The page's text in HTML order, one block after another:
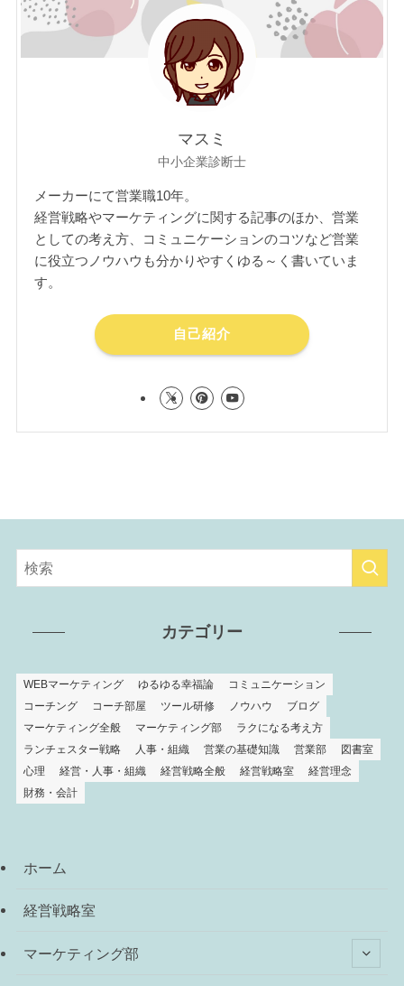
マスミ
中小企業診断士
メーカーにて営業職10年。
経営戦略やマーケティングに関する記事のほか、営業
としての考え方、コミュニケーションのコツなど営業
に役立つノウハウも分かりやすくゆる～く書いていま
す。
自己紹介
カテゴリー
WEBマーケティング ゆるゆる幸福論
コミュニケーション
コーチング
コーチ部屋 ツール研修 ノウハウ
ブログ
マーケティング全般
マーケティング部
ラクになる考え方
ランチェスター戦略
人事・組織 営業の基礎知識 営業部
図書室
心理
経営・人事・組織 経営戦略全般 経営戦略室
経営理念
財務・会計
ホーム
経営戦略室
マーケティング部